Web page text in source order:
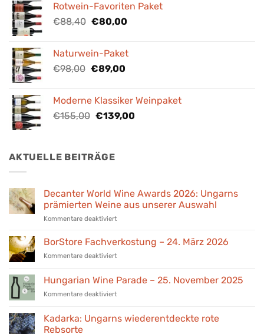
€84,00€76,00.
Rotwein-Favoriten Paket
€88,40 Ursprünglicher
€88,40
€80,00Aktueller
€80,00.
Naturwein-Paket
€98,00 Ursprünglicher
€98,00
€89,00Aktueller
€89,00.
Moderne Klassiker Weinpaket
€155,00 Ursprünglicher
€155,00
€139,00Aktueller
AKTUELLE BEITRÄGE
Decanter World Wine Awards 2026: Ungarns
prämierten Weine aus unserer Auswahl
Kommentare deaktiviertfür
World
Wine
Awards
Ungarns
Weine
unserer
BorStore Fachverkostung – 24. März 2026
Kommentare deaktiviertfür
Fachverkostung
–
24.
2026
Hungarian Wine Parade – 25. November 2025
Kommentare deaktiviertfür
Parade
Kadarka: Ungarns wiederentdeckte rote
Rebsorte